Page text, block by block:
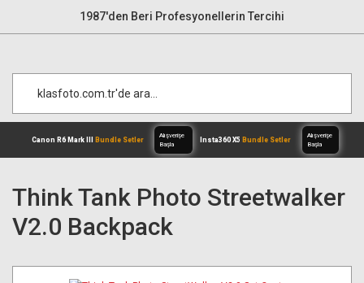
1987'den Beri Profesyonellerin Tercihi
Canon R6 Mark IIIBundle Setler
Think Tank Photo Streetwalker
V2.0 Backpack